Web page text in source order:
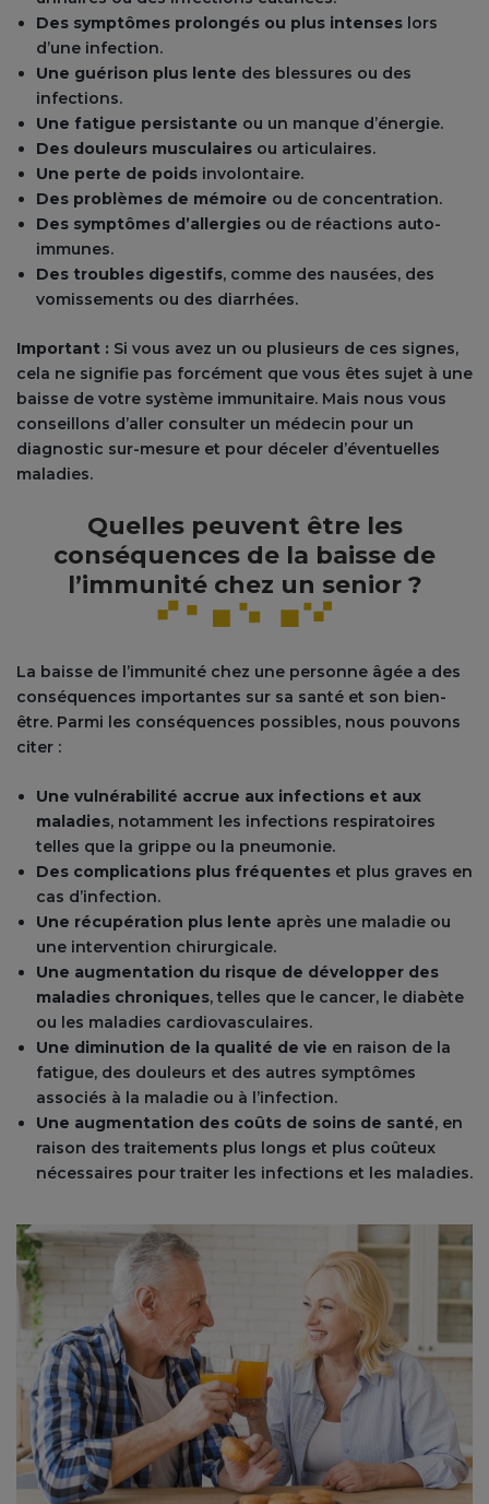
Des symptômes prolongés ou plus intenses lors
d’une infection.
Une guérison plus lente des blessures ou des
infections.
Une fatigue persistante ou un manque d’énergie.
Des douleurs musculaires ou articulaires.
Une perte de poids involontaire.
Des problèmes de mémoire ou de concentration.
Des symptômes d’allergies ou de réactions auto-
immunes.
Des troubles digestifs, comme des nausées, des
vomissements ou des diarrhées.
Important : Si vous avez un ou plusieurs de ces signes,
cela ne signifie pas forcément que vous êtes sujet à une
baisse de votre système immunitaire. Mais nous vous
conseillons d’aller consulter un médecin pour un
diagnostic sur-mesure et pour déceler d’éventuelles
maladies.
Quelles peuvent être les
conséquences de la baisse de
l’immunité chez un senior ?
La baisse de l’immunité chez une personne âgée a des
conséquences importantes sur sa santé et son bien-
être. Parmi les conséquences possibles, nous pouvons
citer :
Une vulnérabilité accrue aux infections et aux
maladies, notamment les infections respiratoires
telles que la grippe ou la pneumonie.
Des complications plus fréquentes et plus graves en
cas d’infection.
Une récupération plus lente après une maladie ou
une intervention chirurgicale.
Une augmentation du risque de développer des
maladies chroniques, telles que le cancer, le diabète
ou les maladies cardiovasculaires.
Une diminution de la qualité de vie en raison de la
fatigue, des douleurs et des autres symptômes
associés à la maladie ou à l’infection.
Une augmentation des coûts de soins de santé, en
raison des traitements plus longs et plus coûteux
nécessaires pour traiter les infections et les maladies.